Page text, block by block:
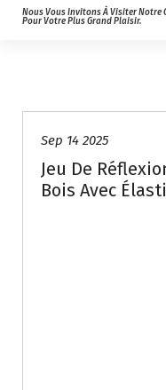
Nous Vous Invitons À Visiter Notre
Pour Votre Plus Grand Plaisir.
Sep 14 2025
Jeu De
Bois Avec